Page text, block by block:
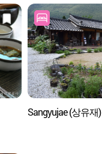
Sangyujae (상유재)